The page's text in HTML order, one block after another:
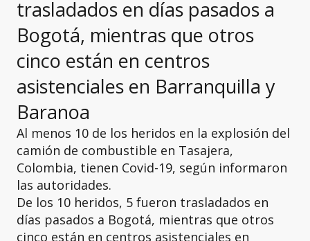
trasladados en días pasados a
Bogotá, mientras que otros
cinco están en centros
asistenciales en Barranquilla y
Baranoa
Al menos 10 de los heridos en la explosión del
camión de combustible en Tasajera,
Colombia, tienen Covid-19, según informaron
las autoridades.
De los 10 heridos, 5 fueron trasladados en
días pasados a Bogotá, mientras que otros
cinco están en centros asistenciales en